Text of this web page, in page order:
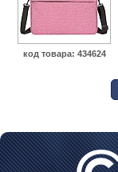
код товара: 434624